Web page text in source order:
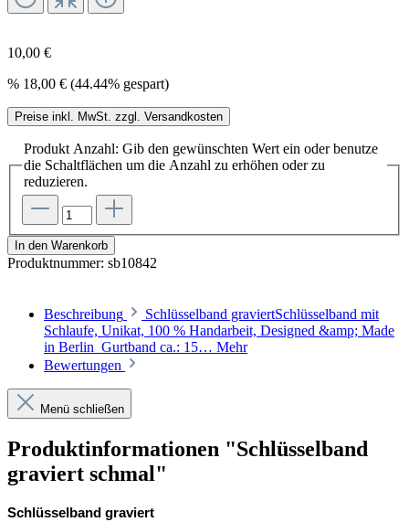
10,00 €
% 18,00 € (44.44% gespart)
Preise inkl. MwSt. zzgl. Versandkosten
Produkt Anzahl: Gib den gewünschten Wert ein oder benutze
die Schaltflächen um die Anzahl zu erhöhen oder zu
reduzieren.
In den Warenkorb
Produktnummer: sb10842
Beschreibung
Schlüsselband graviertSchlüsselband mit
Schlaufe, Unikat, 100 % Handarbeit, Designed &amp; Made
in Berlin Gurtband ca.: 15… Mehr
Bewertungen
Menü schließen
Produktinformationen "Schlüsselband
graviert schmal"
Schlüsselband graviert